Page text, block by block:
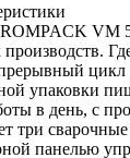
VM
цикл
упаковки
в день, с
три
панелью